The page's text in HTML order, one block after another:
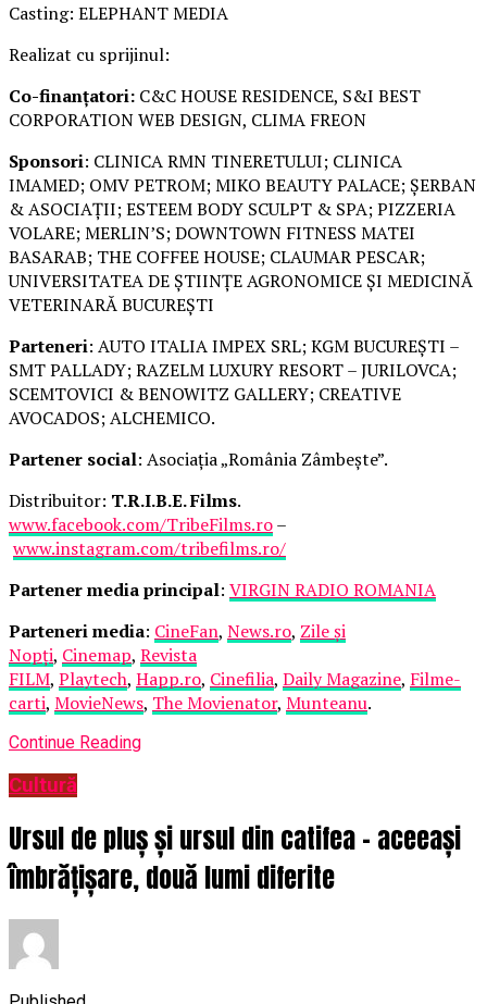
Casting: ELEPHANT MEDIA
Realizat cu sprijinul:
Co-finanțatori: C&C HOUSE RESIDENCE, S&I BEST
CORPORATION WEB DESIGN, CLIMA FREON
Sponsori: CLINICA RMN TINERETULUI; CLINICA
IMAMED; OMV PETROM; MIKO BEAUTY PALACE; ȘERBAN
& ASOCIAȚII; ESTEEM BODY SCULPT & SPA; PIZZERIA
VOLARE; MERLIN’S; DOWNTOWN FITNESS MATEI
BASARAB; THE COFFEE HOUSE; CLAUMAR PESCAR;
UNIVERSITATEA DE ȘTIINȚE AGRONOMICE ȘI MEDICINĂ
VETERINARĂ BUCUREȘTI
Parteneri: AUTO ITALIA IMPEX SRL; KGM BUCUREȘTI –
SMT PALLADY; RAZELM LUXURY RESORT – JURILOVCA;
SCEMTOVICI & BENOWITZ GALLERY; CREATIVE
AVOCADOS; ALCHEMICO.
Partener social: Asociația „România Zâmbește”.
Distribuitor: T.R.I.B.E. Films.
www.facebook.com/TribeFilms.ro–
www.instagram.com/tribefilms.ro/
Partener media principal: VIRGIN RADIO ROMANIA
Parteneri media: CineFan, News.ro, Zile și
Nopți, Cinemap, Revista
FILM, Playtech, Happ.ro, Cinefilia, Daily Magazine, Filme-
carti, MovieNews, The Movienator, Munteanu.
Continue Reading
Cultură
Ursul de pluș și ursul din catifea – aceeași
îmbrățișare, două lumi diferite